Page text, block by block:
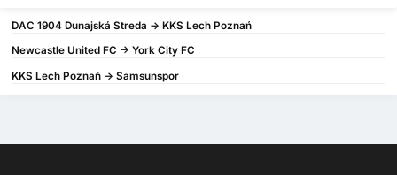
DAC 1904 Dunajská Streda -> KKS Lech Poznań
Newcastle United FC -> York City FC
KKS Lech Poznań -> Samsunspor